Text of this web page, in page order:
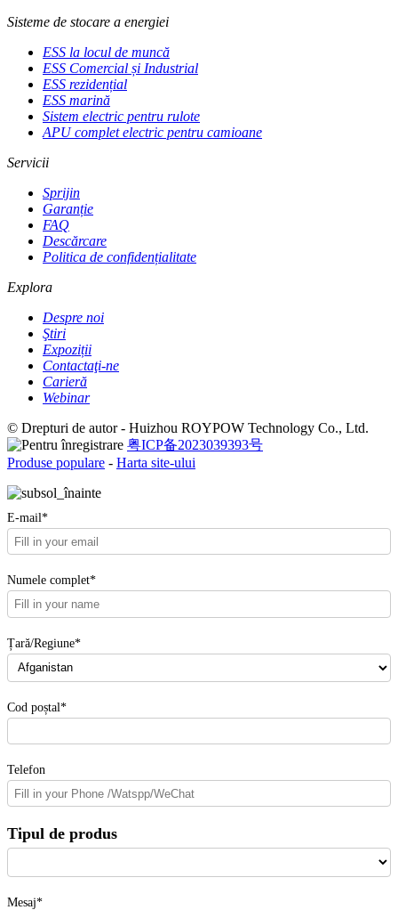
Sisteme de stocare a energiei
ESS la locul de muncă
ESS Comercial și Industrial
ESS rezidențial
ESS marină
Sistem electric pentru rulote
APU complet electric pentru camioane
Servicii
Sprijin
Garanție
FAQ
Descărcare
Politica de confidențialitate
Explora
Despre noi
Ştiri
Expoziții
Contactaţi-ne
Carieră
Webinar
© Drepturi de autor - Huizhou ROYPOW Technology Co., Ltd.
粤ICP备2023039393号
Produse populare - Harta site-ului
E-mail*
Numele complet*
Țară/Regiune*
Cod poștal*
Telefon
Tipul de produs
Mesaj*